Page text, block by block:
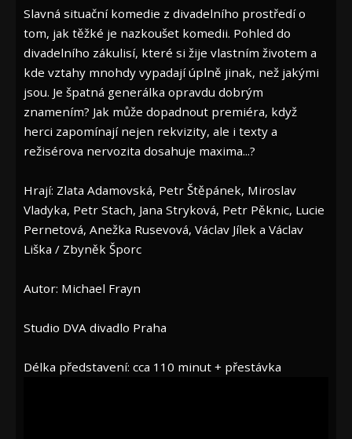
Slavná situační komedie z divadelního prostředí o
tom, jak těžké je nazkoušet komedii. Pohled do
divadelního zákulisí, které si žije vlastním životem a
kde vztahy mnohdy vypadají úplně jinak, než jakými
jsou. Je špatná generálka opravdu dobrým
znamením? Jak může dopadnout premiéra, když
herci zapomínají nejen rekvizity, ale i texty a
režisérova nervozita dosahuje maxima...?
Hrají: Zlata Adamovská, Petr Štěpánek, Miroslav
Vladyka, Petr Stach, Jana Stryková, Petr Pěknic, Lucie
Pernetová, Anežka Rusevová, Václav Jílek a Václav
Liška / Zbyněk Šporc
Autor: Michael Frayn
Studio DVA divadlo Praha
Délka představení: cca 110 minut + přestávka